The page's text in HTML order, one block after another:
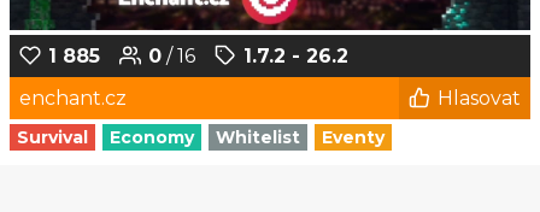
1 885 0 / 16
1.7.2 - 26.2
enchant.cz
Hlasovat
Survival Economy Whitelist Eventy